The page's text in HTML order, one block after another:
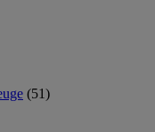
(51)